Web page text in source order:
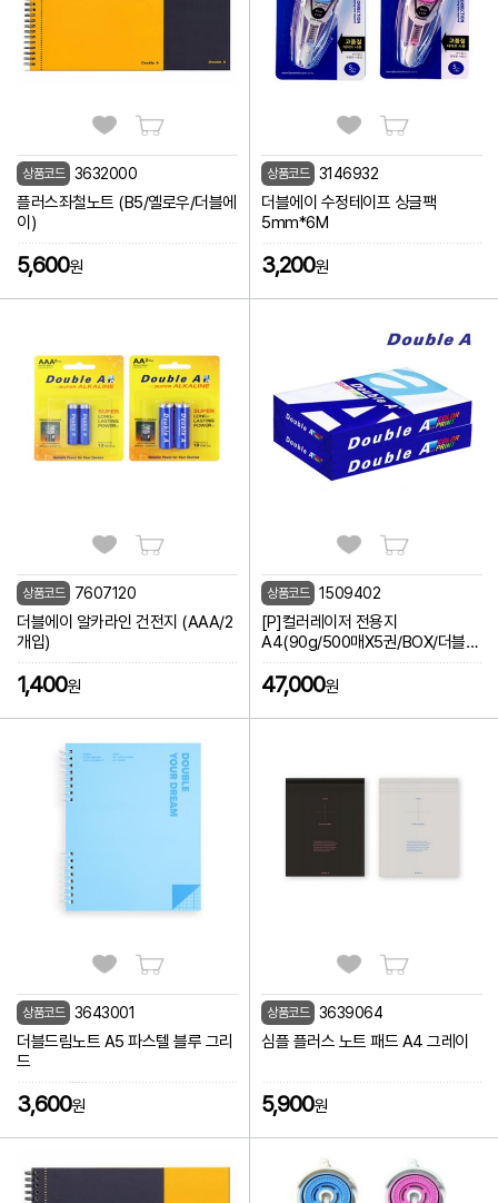
상품코드 3632000
플러스좌철노트 (B5/옐로우/더블에
이)
5,600원
상품코드 3146932
더블에이 수정테이프 싱글팩
5mm*6M
3,200원
상품코드 7607120
더블에이 알카라인 건전지 (AAA/2
개입)
1,400원
상품코드 1509402
[P]컬러레이저 전용지
A4(90g/500매X5권/BOX/더블에
이)
47,000원
상품코드 3643001
더블드림노트 A5 파스텔 블루 그리
드
3,600원
상품코드 3639064
심플 플러스 노트 패드 A4 그레이
5,900원